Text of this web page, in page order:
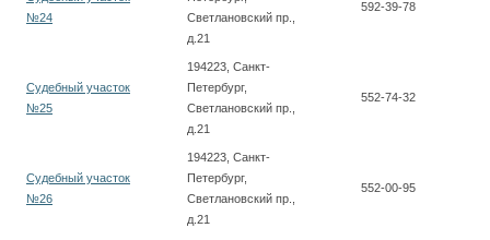
№24
Светлановский пр.,
д.21
592-39-78
Судебный участок
№25
194223, Санкт-
Петербург,
Светлановский пр.,
д.21
552-74-32
Судебный участок
№26
194223, Санкт-
Петербург,
Светлановский пр.,
д.21
552-00-95